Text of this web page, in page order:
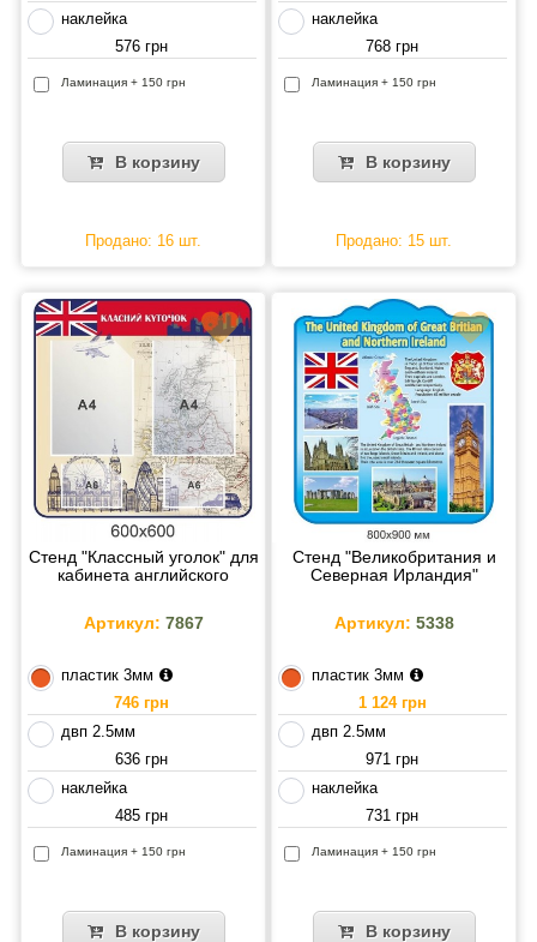
наклейка
576 грн
Ламинация + 150 грн
В корзину
Продано: 16 шт.
наклейка
768 грн
Ламинация + 150 грн
В корзину
Продано: 15 шт.
Стенд "Классный уголок" для
кабинета английского
Артикул: 7867
пластик 3мм
746 грн
двп 2.5мм
636 грн
наклейка
485 грн
Ламинация + 150 грн
В корзину
Стенд "Великобритания и
Северная Ирландия"
Артикул: 5338
пластик 3мм
1 124 грн
двп 2.5мм
971 грн
наклейка
731 грн
Ламинация + 150 грн
В корзину